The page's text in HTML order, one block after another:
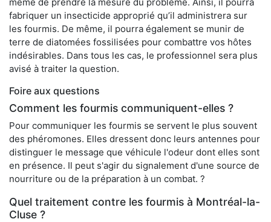
fabriquer un insecticide approprié qu’il administrera sur
les fourmis. De même, il pourra également se munir de
terre de diatomées fossilisées pour combattre vos hôtes
indésirables. Dans tous les cas, le professionnel sera plus
avisé à traiter la question.
Foire aux questions
Comment les fourmis communiquent-elles ?
Pour communiquer les fourmis se servent le plus souvent
des phéromones. Elles dressent donc leurs antennes pour
distinguer le message que véhicule l'odeur dont elles sont
en présence. Il peut s'agir du signalement d'une source de
nourriture ou de la préparation à un combat. ?
Quel traitement contre les fourmis à Montréal-la-
Cluse ?